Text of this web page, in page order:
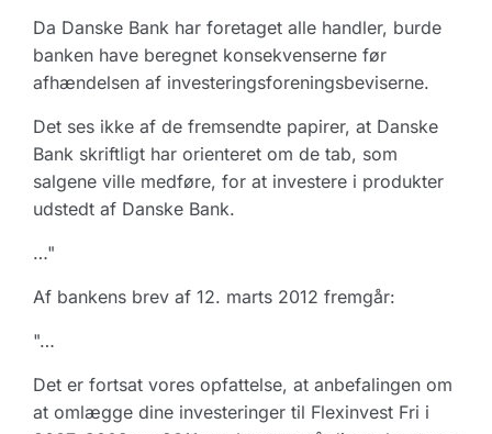
Da Danske Bank har foretaget alle handler, burde
banken have beregnet konsekvenserne før
afhændelsen af investeringsforeningsbeviserne.
Det ses ikke af de fremsendte papirer, at Danske
Bank skriftligt har orienteret om de tab, som
salgene ville medføre, for at investere i produkter
udstedt af Danske Bank.
…"
Af bankens brev af 12. marts 2012 fremgår:
"…
Det er fortsat vores opfattelse, at anbefalingen om
at omlægge dine investeringer til Flexinvest Fri i